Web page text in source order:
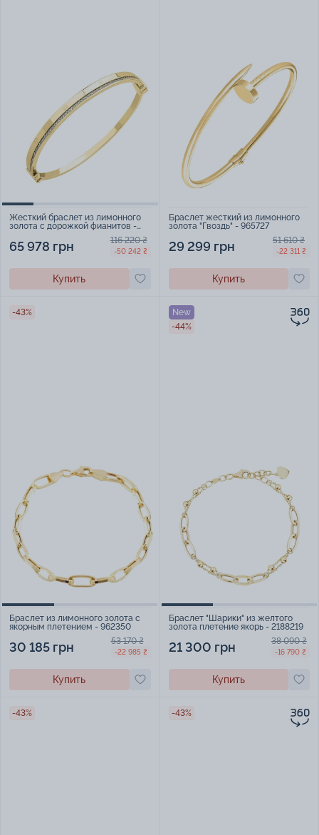
Жесткий браслет из лимонного
золота с дорожкой фианитов -
65 978 грн 116 220 ₴
-50 242 ₴
Купить
Браслет жесткий из лимонного
золота "Гвоздь" - 965727
29 299 грн 51 610 ₴
-22 311 ₴
Купить
-43%
Браслет из лимонного золота с
якорным плетением - 962350
30 185 грн 53 170 ₴
-22 985 ₴
Купить
New
-44%
Браслет "Шарики" из желтого
золота плетение якорь - 2188219
21 300 грн 38 090 ₴
-16 790 ₴
Купить
-43% -43%